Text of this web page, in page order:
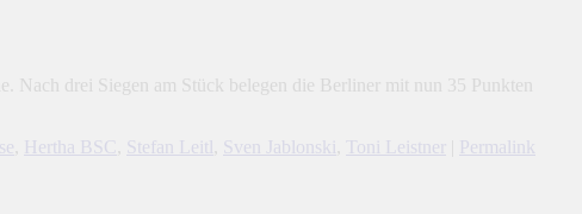
drei Siegen am Stück belegen die Berliner mit nun 35 Punkten
Hertha BSC Stefan Leitl Sven Jablonski Toni Leistner
Permalink